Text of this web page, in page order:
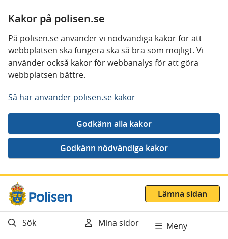
Kakor på polisen.se
På polisen.se använder vi nödvändiga kakor för att
webbplatsen ska fungera ska så bra som möjligt. Vi
använder också kakor för webbanalys för att göra
webbplatsen bättre.
Så här använder polisen.se kakor
Gå direkt till innehåll
Lämna sidan
Sök Mina sidor Meny